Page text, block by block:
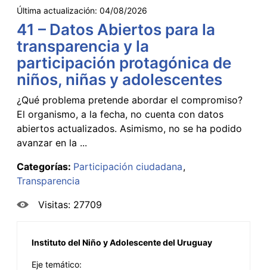
Última actualización: 04/08/2026
41 – Datos Abiertos para la
transparencia y la
participación protagónica de
niños, niñas y adolescentes
¿Qué problema pretende abordar el compromiso?
El organismo, a la fecha, no cuenta con datos
abiertos actualizados. Asimismo, no se ha podido
avanzar en la ...
Categorías: Participación ciudadana
Transparencia
Visitas: 27709
Instituto del Niño y Adolescente del Uruguay
Eje temático: